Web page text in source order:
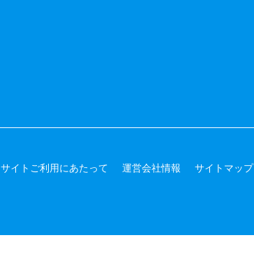
サイトご利用にあたって 運営会社情報 サイトマップ